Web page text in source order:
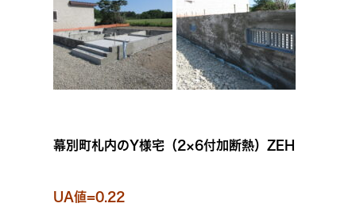
幕別町札内のY様宅（2×6付加断熱）ZEH
UA値=0.22